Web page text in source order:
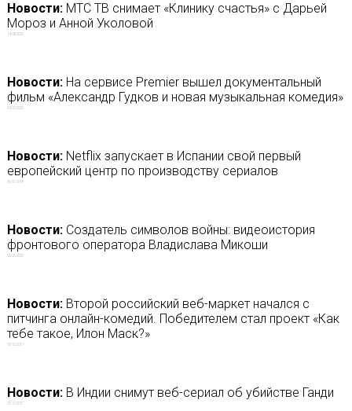
Новости:МТС ТВ снимает «Клинику счастья» с Дарьей
Мороз и Анной Уколовой
14/08/2020
Новости:На сервисе Premier вышел документальный
фильм «Александр Гудков и новая музыкальная комедия»
09/12/2020
Новости:Netflix запускает в Испании свой первый
европейский центр по производству сериалов
25/07/2018
Новости:Создатель символов войны: видеоистория
фронтового оператора Владислава Микоши
02/07/2020
Новости:Второй российский веб-маркет начался с
питчинга онлайн-комедий. Победителем стал проект «Как
тебе такое, Илон Маск?»
07/12/2019
Новости:В Индии снимут веб-сериал об убийстве Ганди
07/11/2017